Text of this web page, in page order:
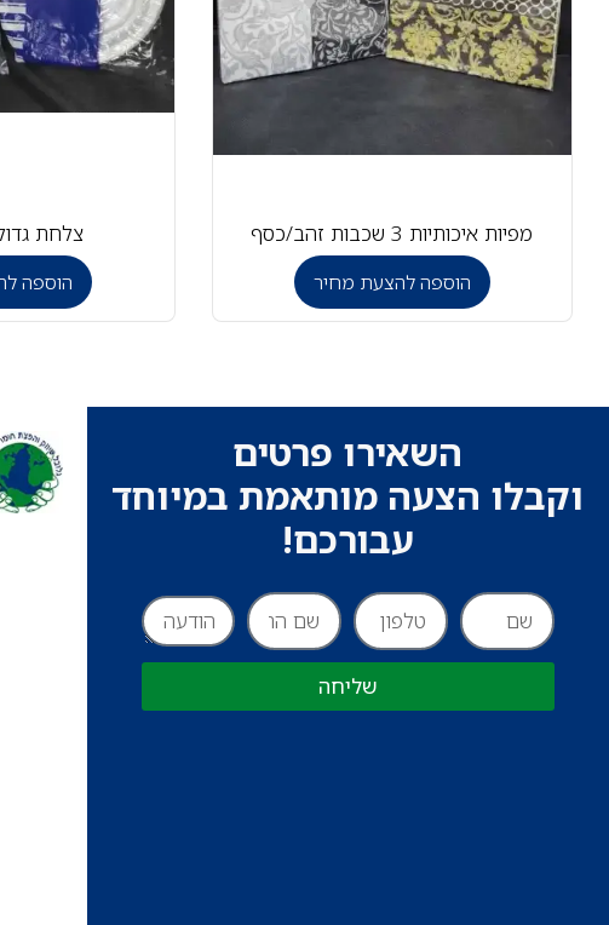
מפיות איכותיות 3 שכבות זהב/כסף
הוספה להצעת מחיר
צלחת גדול/
הוספה
השאירו פרטים
וקבלו הצעה מותאמת במיוחד
עבורכם!
שליחה